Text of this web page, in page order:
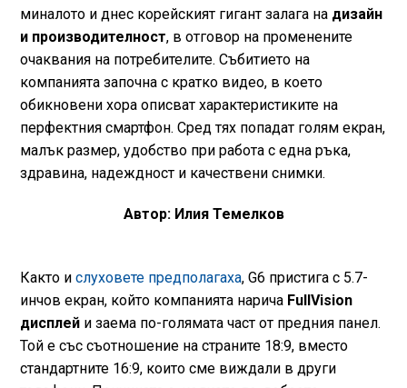
миналото и днес корейският гигант залага на дизайн
и производителност, в отговор на променените
очаквания на потребителите. Събитието на
компанията започна с кратко видео, в което
обикновени хора описват характеристиките на
перфектния смартфон. Сред тях попадат голям екран,
малък размер, удобство при работа с една ръка,
здравина, надеждност и качествени снимки.
Автор: Илия Темелков
Както и слуховете предполагаха, G6 пристига с 5.7-
инчов екран, който компанията наричаFullVision
дисплейи заема по-голямата част от предния панел.
Той е със съотношение на страните 18:9, вместо
стандартните 16:9, които сме виждали в други